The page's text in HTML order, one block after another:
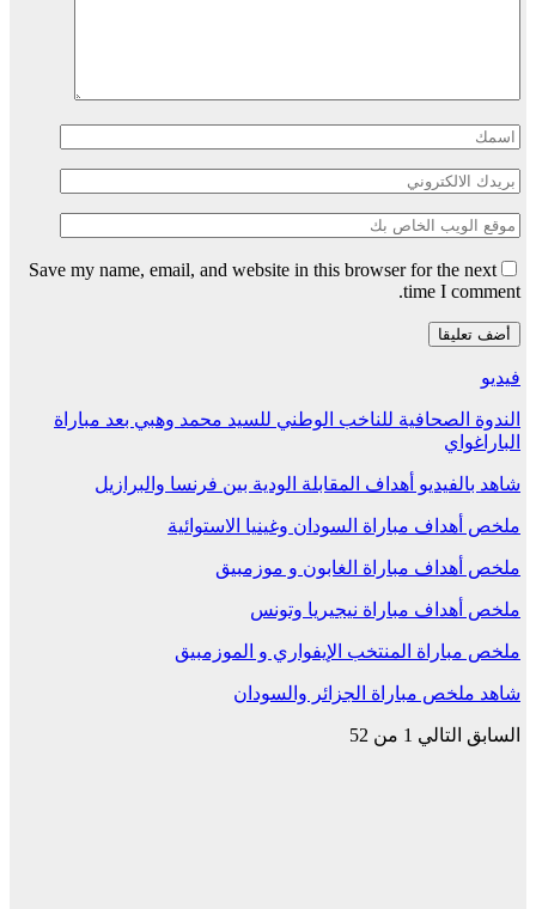
Save my name, email, and website in this browser for the next
time I comment.
فيديو
الندوة الصحافية للناخب الوطني للسيد محمد وهبي بعد مباراة
الباراغواي
شاهد بالفيديو أهداف المقابلة الودية بين فرنسا والبرازيل
ملخص أهداف مباراة السودان وغينيا الاستوائية
ملخص أهداف مباراة الغابون و موزمبيق
ملخص أهداف مباراة نيجيريا وتونس
ملخص مباراة المنتخب الإيفواري و الموزمبيق
شاهد ملخص مباراة الجزائر والسودان
السابق التالي 1 من 52